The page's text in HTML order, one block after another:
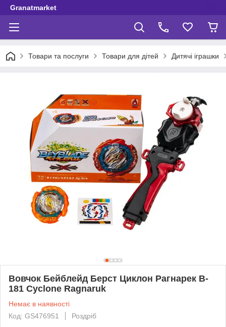
Granatmarket
Товари та послуги Товари для дітей Дитячі іграшки
Вовчок Бейблейд Берст Циклон Рагнарек B-
181 Cyclone Ragnaruk
Немає в наявності
Код: GS476951
Роздріб